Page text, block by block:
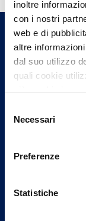
inoltre
con i nostri
web e di
altre
dal suo utilizzo
quali cookie
più su chi
può trovare nel
delNecessari
Preferenze
Statistiche
Trova
un nostro
Contattaci